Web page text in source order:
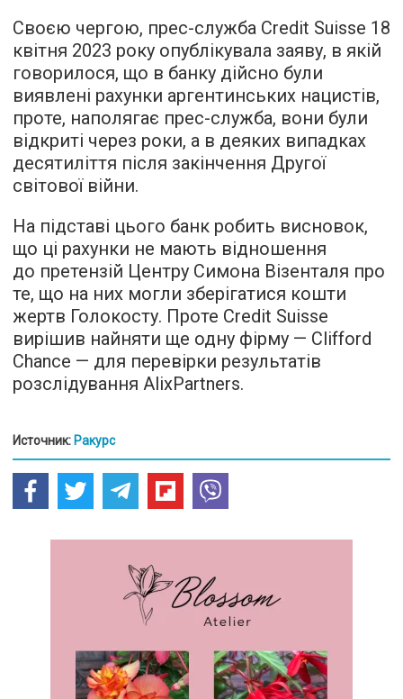
Своєю чергою, прес-служба Credit Suisse 18
квітня 2023 року опублікувала заяву, в якій
говорилося, що в банку дійсно були
виявлені рахунки аргентинських нацистів,
проте, наполягає прес-служба, вони були
відкриті через роки, а в деяких випадках
десятиліття після закінчення Другої
світової війни.
На підставі цього банк робить висновок,
що ці рахунки не мають відношення
до претензій Центру Симона Візенталя про
те, що на них могли зберігатися кошти
жертв Голокосту. Проте Credit Suisse
вирішив найняти ще одну фірму — Clifford
Chance — для перевірки результатів
розслідування AlixPartners.
Источник: Ракурс